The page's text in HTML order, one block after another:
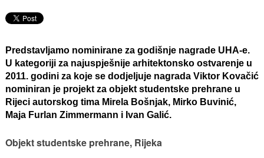
Predstavljamo nominirane za godišnje nagrade UHA-e.
U kategoriji za najuspješnije arhitektonsko ostvarenje u
2011. godini za koje se dodjeljuje nagrada Viktor Kovačić
nominiran je projekt za objekt studentske prehrane u
Rijeci autorskog tima Mirela Bošnjak, Mirko Buvinić,
Maja Furlan Zimmermann i Ivan Galić.
Objekt studentske prehrane, Rijeka